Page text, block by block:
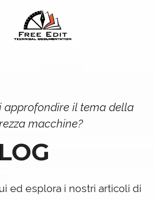
approfondire il tema della
macchine?
ed esplora i nostri articoli di